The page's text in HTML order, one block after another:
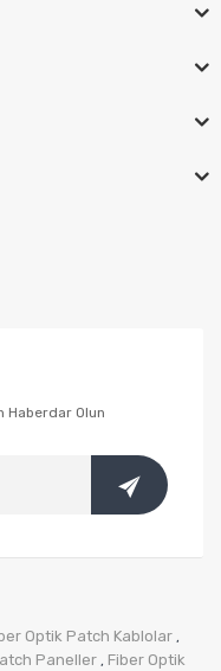
Haberdar Olun
Optik Patch Kablolar ,
Paneller , Fiber Optik